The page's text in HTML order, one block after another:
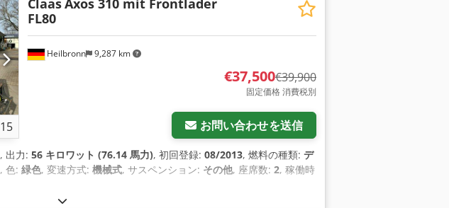
15
Heilbronn 9,287 km
ClaasAxos 310 mit Frontlader
FL80
€37,500€39,900
固定価格 消費税別
お問い合わせを送信
, 出力: 56 キロワット (76.14 馬力), 初回登録: 08/2013, 燃料の種類: デ
, 色: 緑色, 変速方式: 機械式, サスペンション: その他, 座席数: 2, 稼働時